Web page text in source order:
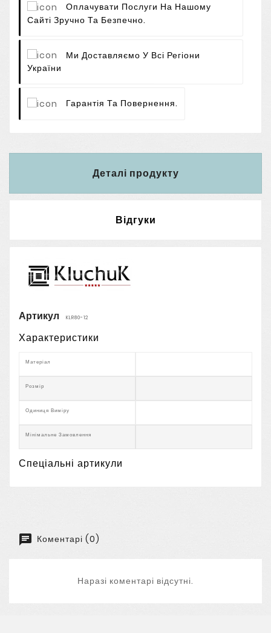
Оплачувати Послуги На Нашому
Сайті Зручно Та Безпечно.
Ми Доставляємо У Всі Регіони
України
Гарантія Та Повернення.
Деталі продукту
Відгуки
Артикул KLR80-12
Характеристики
Матеріал
Розмір
Одиниця Виміру
Мінімальне Замовлення
Спеціальні артикули
Коментарі (0)
Наразі коментарі відсутні.